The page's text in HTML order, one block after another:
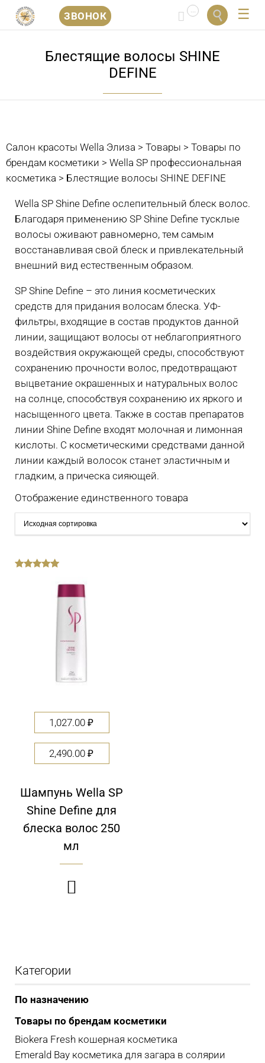
ЗВОНОК  
Блестящие волосы SHINE
DEFINE
Салон красоты Wella Элиза > Товары > Товары по
брендам косметики > Wella SP профессиональная
косметика > Блестящие волосы SHINE DEFINE
Wella SP Shine Define ослепительный блеск волос.
Благодаря применению SP Shine Define тусклые
волосы оживают равномерно, тем самым
восстанавливая свой блеск и привлекательный
внешний вид естественным образом.
SP Shine Define – это линия косметических
средств для придания волосам блеска. УФ-
фильтры, входящие в состав продуктов данной
линии, защищают волосы от неблагоприятного
воздействия окружающей среды, способствуют
сохранению прочности волос, предотвращают
выцветание окрашенных и натуральных волос
на солнце, способствуя сохранению их яркого и
насыщенного цвета. Также в состав препаратов
линии Shine Define входят молочная и лимонная
кислоты. С косметическими средствами данной
линии каждый волосок станет эластичным и
гладким, а прическа сияющей.
Отображение единственного товара
1,027.00₽
2,490.00₽
Шампунь Wella SP
Shine Define для
блеска волос 250
мл

Категории
По назначению
Товары по брендам косметики
Biokera Fresh кошерная косметика
Emerald Bay косметика для загара в солярии